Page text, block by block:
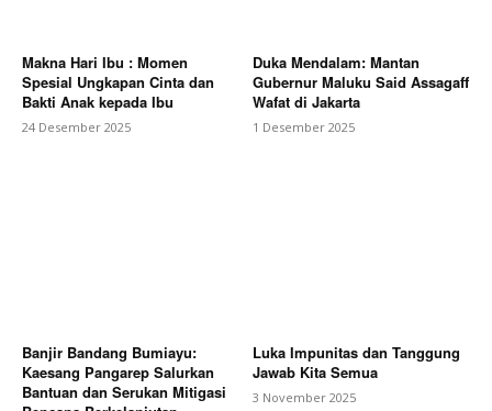
Makna Hari Ibu : Momen
Spesial Ungkapan Cinta dan
Bakti Anak kepada Ibu
24 Desember 2025
Duka Mendalam: Mantan
Gubernur Maluku Said Assagaff
Wafat di Jakarta
1 Desember 2025
Banjir Bandang Bumiayu:
Kaesang Pangarep Salurkan
Bantuan dan Serukan Mitigasi
Luka Impunitas dan Tanggung
Jawab Kita Semua
3 November 2025